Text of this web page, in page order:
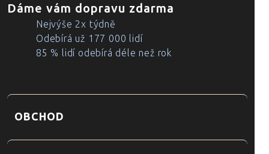
Dáme vám dopravu zdarma
Nejvýše 2x týdně
Odebírá už 177 000 lidí
85 % lidí odebírá déle než rok
OBCHOD